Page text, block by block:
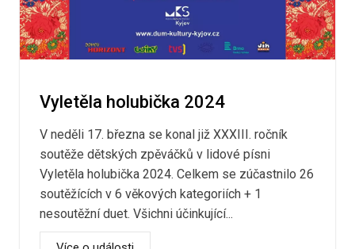
Vyletěla holubička 2024
V neděli 17. března se konal již XXXIII. ročník
soutěže dětských zpěváčků v lidové písni
Vyletěla holubička 2024. Celkem se zúčastnilo 26
soutěžících v 6 věkových kategoriích + 1
nesoutěžní duet. Všichni účinkující...